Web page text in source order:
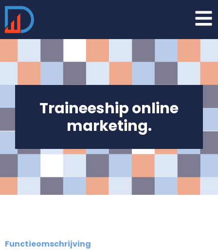
Traineeship online
marketing.
Functieomschrijving